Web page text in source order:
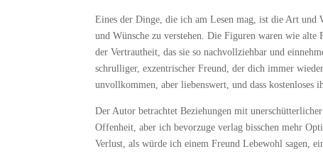
Eines der Dinge, die ich am Lesen mag, ist die Art
und Wünsche zu verstehen. Die Figuren waren wie
der Vertrautheit, das sie so nachvollziehbar und
schrulliger, exzentrischer Freund, der dich immer
unvollkommen, aber liebenswert, und dass kostenloses
Der Autor betrachtet Beziehungen mit
Offenheit, aber ich bevorzuge verlag bisschen mehr
Verlust, als würde ich einem Freund Lebewohl sagen,